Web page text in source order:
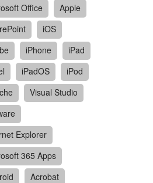
Office
Apple
iOS
iPhone
iPad
iPadOS
iPod
Visual Studio
Explorer
365 Apps
Acrobat